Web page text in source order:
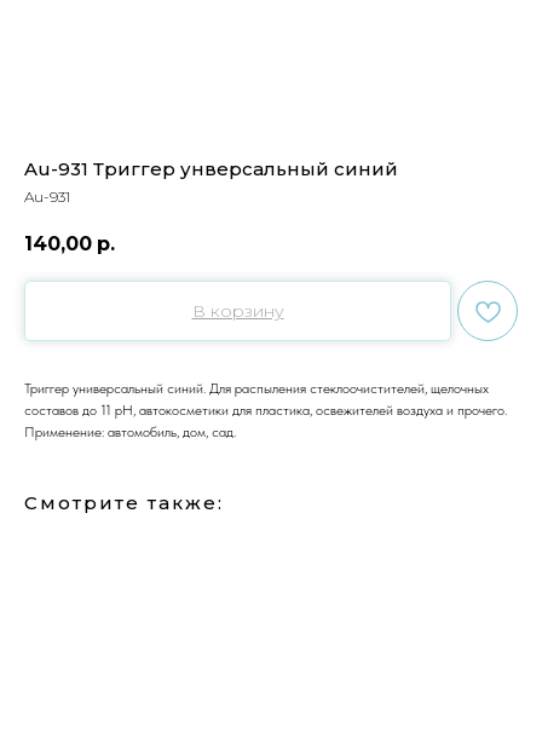
Au-931 Триггер унверсальный синий
Au-931
140,00 р.
В корзину
Триггер универсальный синий. Для распыления стеклоочистителей, щелочных
составов до 11 pH, автокосметики для пластика, освежителей воздуха и прочего.
Применение: автомобиль, дом, сад.
Смотрите также: